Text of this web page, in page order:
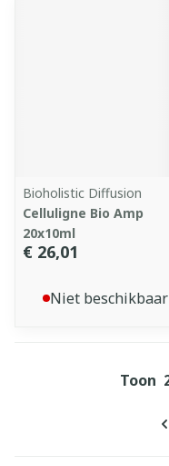
Bioholistic Diffusion
Celluligne Bio Amp
20x10ml
€ 26,01
Niet beschikbaar
Toon